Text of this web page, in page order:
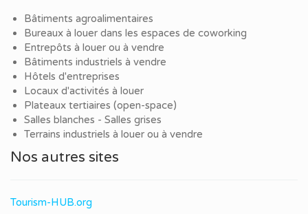
Bâtiments agroalimentaires
Bureaux à louer dans les espaces de coworking
Entrepôts à louer ou à vendre
Bâtiments industriels à vendre
Hôtels d'entreprises
Locaux d'activités à louer
Plateaux tertiaires (open-space)
Salles blanches - Salles grises
Terrains industriels à louer ou à vendre
Nos autres sites
Tourism-HUB.org